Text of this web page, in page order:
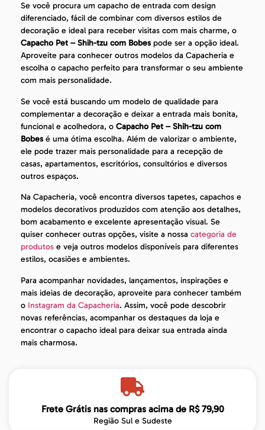
Se você procura um capacho de entrada com design
diferenciado, fácil de combinar com diversos estilos de
decoração e ideal para receber visitas com mais charme, o
Capacho Pet – Shih-tzu com Bobes pode ser a opção ideal.
Aproveite para conhecer outros modelos da Capacheria e
escolha o capacho perfeito para transformar o seu ambiente
com mais personalidade.
Se você está buscando um modelo de qualidade para
complementar a decoração e deixar a entrada mais bonita,
funcional e acolhedora, o Capacho Pet – Shih-tzu com
Bobes é uma ótima escolha. Além de valorizar o ambiente,
ele pode trazer mais personalidade para a recepção de
casas, apartamentos, escritórios, consultórios e diversos
outros espaços.
Na Capacheria, você encontra diversos tapetes, capachos e
modelos decorativos produzidos com atenção aos detalhes,
bom acabamento e excelente apresentação visual. Se
quiser conhecer outras opções, visite a nossa categoria de
produtos e veja outros modelos disponíveis para diferentes
estilos, ocasiões e ambientes.
Para acompanhar novidades, lançamentos, inspirações e
mais ideias de decoração, aproveite para conhecer também
o Instagram da Capacheria. Assim, você pode descobrir
novas referências, acompanhar os destaques da loja e
encontrar o capacho ideal para deixar sua entrada ainda
mais charmosa.
Frete Grátis nas compras acima de R$ 79,90
Região Sul e Sudeste